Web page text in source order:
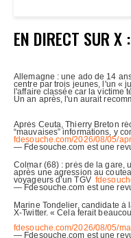
EN DIRECT SUR X :